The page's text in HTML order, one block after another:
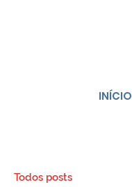
INÍCIO
Todos posts